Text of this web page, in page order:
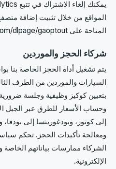
المتاحة على tools.google.com/dlpage/gaoptout.
شركاء الحجز والموردين
يتم تشغيل أداة الحجز الخاصة بنا
السيارات والموردين من الطرف
بتعيين كوكيز وظيفية وجلسة
وحساب الأسعار للطرق عبر الجبل
إلى كوتور، وبودغوريتسا إلى بودفا،
ومعالجة تأكيدات الحجز. تحكم
الشركاء ممارسات بياناتهم
الإلكترونية.